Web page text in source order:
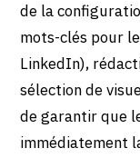
de la
mots-clés pour le
LinkedIn),
sélection de
de garantir que
immédiatement